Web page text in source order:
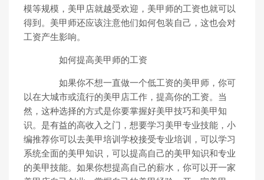
模等规模，美甲店就越受欢迎，美甲师的工资也就可以
得到。美甲师还应该注意他们如何包装自己，这也会对
工资产生影响。
如何提高美甲师的工资
如果你不想一直做一个低工资的美甲师，你可
以在大城市或流行的美甲店工作，提高你的工资。当
然，这种选择的方式是你要掌握好美甲技巧和美甲知
识。是有益的高收入之门，想要学习美甲专业技能，小
编推荐你可以去美甲培训学校接受专业培训，可以学习
系统全面的美甲知识，可以提高自己的美甲知识和专业
的美甲技能。如果你想提高自己的薪水，你可以开一家